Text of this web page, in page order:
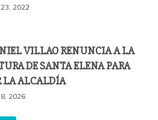
2022
VILLAO RENUNCIA A LA
DE SANTA ELENA PARA
LA ALCALDÍA
2026